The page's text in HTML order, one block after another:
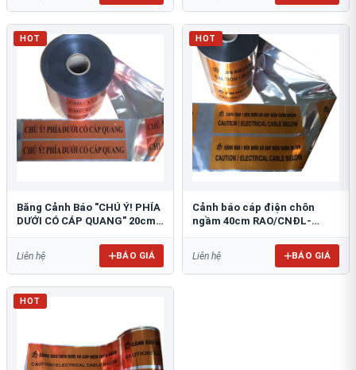
HOT
Băng Cảnh Báo "CHÚ Ý! PHÍA
DƯỚI CÓ CÁP QUANG" 20cm
Liên hệ BÁO GIÁ
HOT
Cảnh báo cáp điện chôn
ngầm 40cm RAO/CNĐL-
Liên hệ BÁO GIÁ
HOT